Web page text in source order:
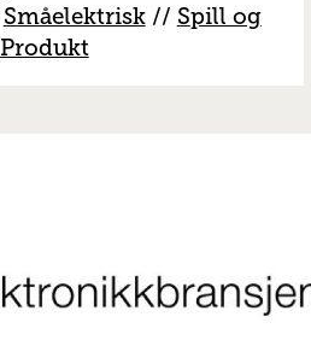
Småelektrisk// Spill og
Produkt